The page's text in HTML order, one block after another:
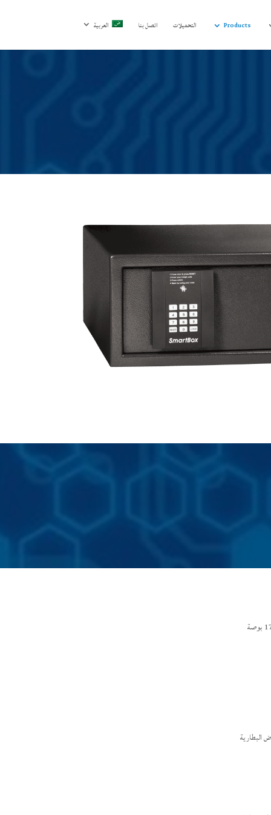
Products التحميلات اتصل بنا العربية
البطارية